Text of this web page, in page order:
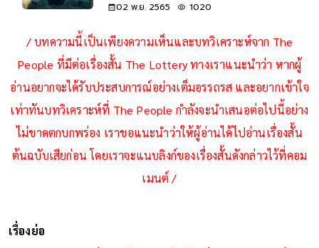
02 พ.ย. 2565 1020
/ บทความนี้เป็นเพียงความเห็นและบทวิเคราะห์จาก The
People ที่มีต่อเรื่องสั้น The Lottery ทางเราแนะนำว่า หากผู้
อ่านอยากจะได้รับประสบการณ์อย่างเต็มอรรถรส และอยากเข้าใจ
เท่าทันบทวิเคราะห์ที่ The People กำลังจะนำเสนอต่อไปนี้อย่าง
ไม่ขาดตกบกพร่อง เราขอแนะนำว่าให้ผู้อ่านได้ไปอ่านเรื่องสั้น
ต้นฉบับเสียก่อน โดยเราจะแนบลิงก์ของเรื่องสั้นดังกล่าวไว้ที่คอม
เมนต์ /
เรื่องย่อ